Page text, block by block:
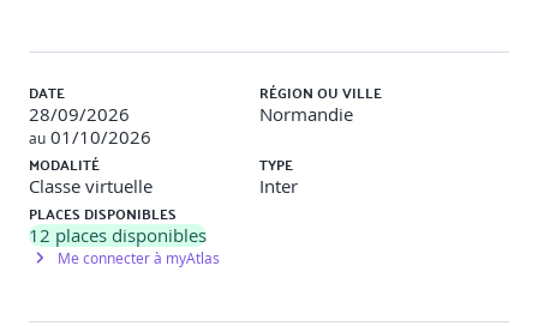
DATE
28/09/2026
au 01/10/2026
RÉGION OU VILLE
Normandie
MODALITÉ
Classe virtuelle
TYPE
Inter
PLACES DISPONIBLES
12 places disponibles
Me connecter à myAtlas